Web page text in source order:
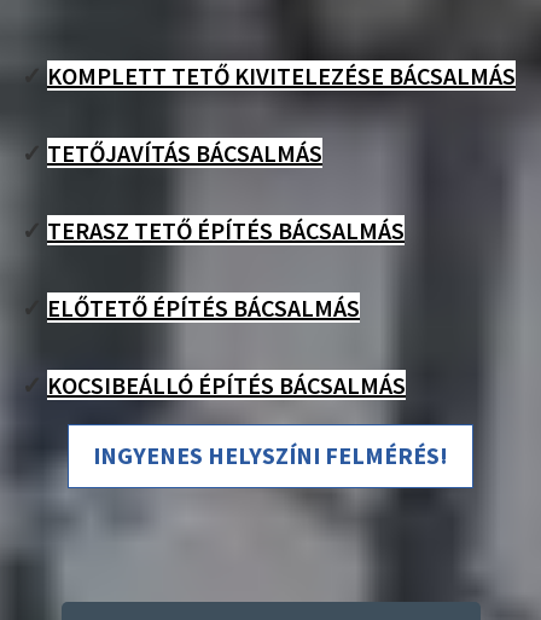
✓ KOMPLETT TETŐ KIVITELEZÉSE BÁCSALMÁS
✓ TETŐJAVÍTÁS BÁCSALMÁS
✓ TERASZ TETŐ ÉPÍTÉS BÁCSALMÁS
✓ ELŐTETŐ ÉPÍTÉS BÁCSALMÁS
✓ KOCSIBEÁLLÓ ÉPÍTÉS BÁCSALMÁS
INGYENES HELYSZÍNI FELMÉRÉS!